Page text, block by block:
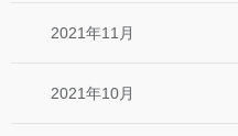
2021年11月
2021年10月